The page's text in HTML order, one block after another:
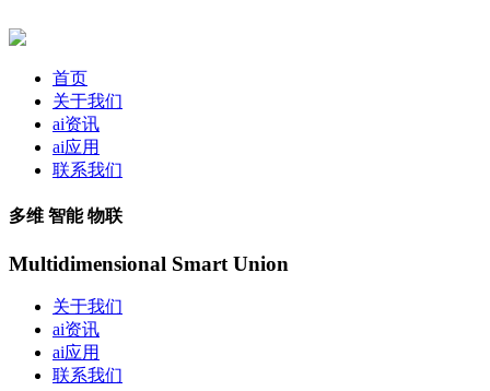
首页
关于我们
ai资讯
ai应用
联系我们
多维 智能 物联
Multidimensional Smart Union
关于我们
ai资讯
ai应用
联系我们